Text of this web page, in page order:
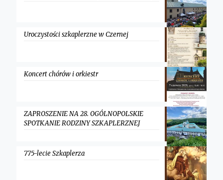
Uroczystości szkaplerzne w Czernej
Koncert chórów i orkiestr
ZAPROSZENIE NA 28. OGÓLNOPOLSKIE
SPOTKANIE RODZINY SZKAPLERZNEJ
775-lecie Szkaplerza